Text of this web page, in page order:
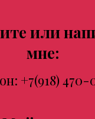
или
мне:
+7(918)